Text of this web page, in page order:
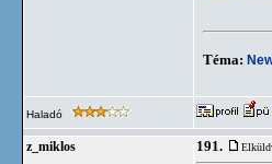
Téma:
Haladó
z_miklos 191.